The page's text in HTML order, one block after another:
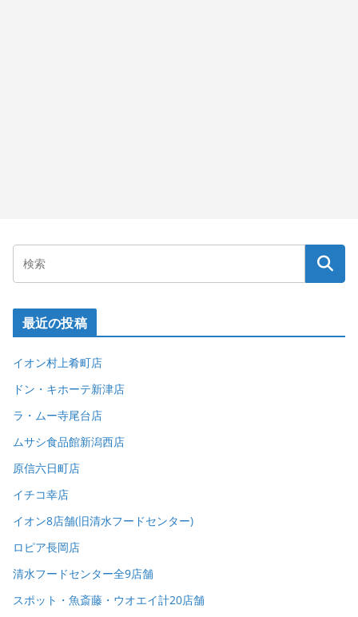
最近の投稿
イオン村上肴町店
ドン・キホーテ新津店
ラ・ムー寺尾台店
ムサシ食品館新潟西店
原信六日町店
イチコ幸店
イオン8店舗(旧清水フードセンター)
ロピア長岡店
清水フードセンター全9店舗
スポット・魚斎藤・ウオエイ計20店舗